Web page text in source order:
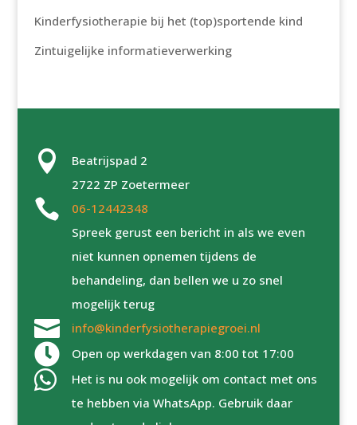
Kinderfysiotherapie bij het (top)sportende kind
Zintuigelijke informatieverwerking

Beatrijspad 2
2722 ZP Zoetermeer

06-12442348
Spreek gerust een bericht in als we even
niet kunnen opnemen tijdens de
behandeling, dan bellen we u zo snel
mogelijk terug
 info@kinderfysiotherapiegroei.nl
 Open op werkdagen van 8:00 tot 17:00

Het is nu ook mogelijk om contact met ons
te hebben via WhatsApp. Gebruik daar